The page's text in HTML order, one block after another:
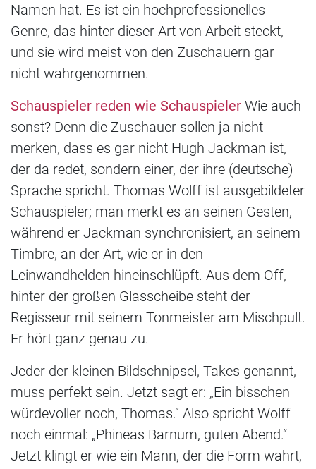
Namen hat. Es ist ein hochprofessionelles
Genre, das hinter dieser Art von Arbeit steckt,
und sie wird meist von den Zuschauern gar
nicht wahrgenommen.
Schauspieler reden wie Schauspieler Wie auch
sonst? Denn die Zuschauer sollen ja nicht
merken, dass es gar nicht Hugh Jackman ist,
der da redet, sondern einer, der ihre (deutsche)
Sprache spricht. Thomas Wolff ist ausgebildeter
Schauspieler; man merkt es an seinen Gesten,
während er Jackman synchronisiert, an seinem
Timbre, an der Art, wie er in den
Leinwandhelden hineinschlüpft. Aus dem Off,
hinter der großen Glasscheibe steht der
Regisseur mit seinem Tonmeister am Mischpult.
Er hört ganz genau zu.
Jeder der kleinen Bildschnipsel, Takes genannt,
muss perfekt sein. Jetzt sagt er: „Ein bisschen
würdevoller noch, Thomas.“ Also spricht Wolff
noch einmal: „Phineas Barnum, guten Abend.“
Jetzt klingt er wie ein Mann, der die Form wahrt,